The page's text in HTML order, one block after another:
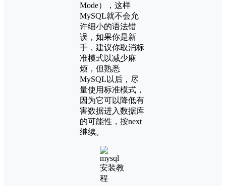
Mode），这样
MySQL就不会允
许细小的语法错
误，如果你是新
手，建议你取消标
准模式以减少麻
烦，但熟悉
MySQL以后，尽
量使用标准模式，
因为它可以降低有
害数据进入数据库
的可能性，按next
继续。